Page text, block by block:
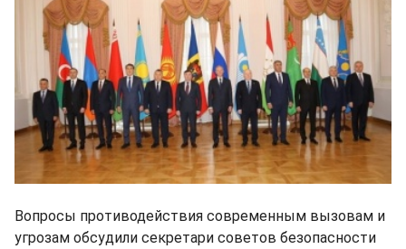
Вопросы противодействия современным вызовам и
угрозам обсудили секретари советов безопасности